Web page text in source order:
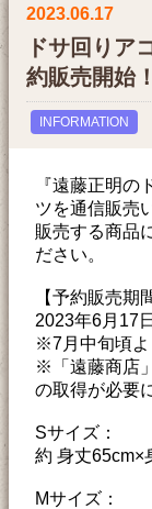
2023.06.17
ドサ回りア
約販売開始！
INFORMATION
『遠藤正明の
ツを通信販売
販売する商品
ださい。
【予約販売期
2023年6月17
※7月中旬頃よ
※「遠藤商店
の取得が必要
Sサイズ：
約 身丈65cm×
Mサイズ：